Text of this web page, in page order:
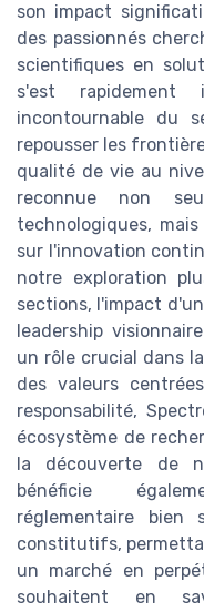
son impact
des passionnés
scientifiques en
s'est rapidement
incontournable du
repousser les
qualité de vie au
reconnue non
technologiques,
sur l'innovation
notre exploration
sections, l'impact
leadership
un rôle crucial dans
des valeurs
responsabilité,
écosystème de
la découverte de
bénéficie
réglementaire
constitutifs,
un marché en
souhaitent en